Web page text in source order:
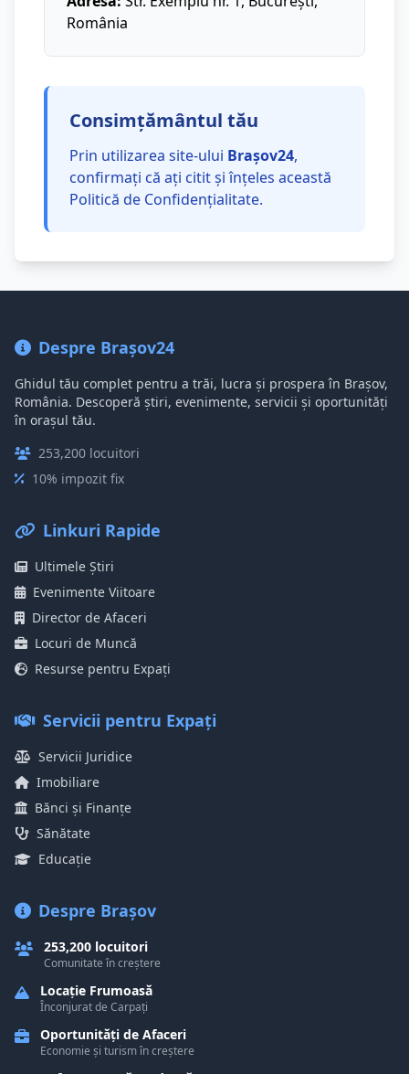
România
Consimțământul tău
Prin utilizarea site-ului Brașov24,
confirmați că ați citit și înțeles această
Politică de Confidențialitate.
Despre Brașov24
Ghidul tău complet pentru a trăi, lucra și prospera în Brașov,
România. Descoperă știri, evenimente, servicii și oportunități
în orașul tău.
253,200 locuitori
10% impozit fix
Linkuri Rapide
Ultimele Știri
Evenimente Viitoare
Director de Afaceri
Locuri de Muncă
Resurse pentru Expați
Servicii pentru Expați
Servicii Juridice
Imobiliare
Bănci și Finanțe
Sănătate
Educație
Despre Brașov
253,200 locuitori
Comunitate în creștere
Locație Frumoasă
Înconjurat de Carpați
Oportunități de Afaceri
Economie și turism în creștere